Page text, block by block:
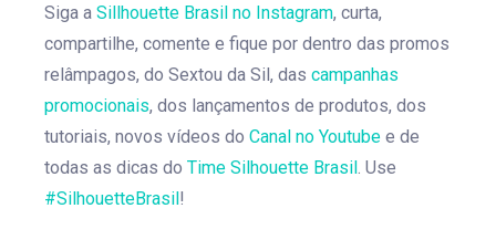
Siga a Sillhouette Brasil no Instagram, curta,
compartilhe, comente e fique por dentro das promos
relâmpagos, do Sextou da Sil, das campanhas
promocionais, dos lançamentos de produtos, dos
tutoriais, novos vídeos do Canal no Youtube e de
todas as dicas do Time Silhouette Brasil. Use
#SilhouetteBrasil!